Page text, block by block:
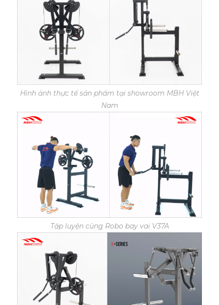
Hình ảnh thực tế sản phẩm tại showroom MBH Việt
Nam
Tập luyện cùng Robo bay vai V37A